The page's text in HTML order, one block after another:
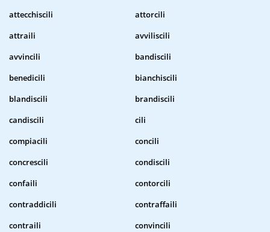
attecchiscili
attorcili
attraili
avviliscili
avvincili
bandiscili
benedicili
bianchiscili
blandiscili
brandiscili
candiscili
cili
compiacili
concili
concrescili
condiscili
confaili
contorcili
contraddicili
contraffaili
contraili
convincili